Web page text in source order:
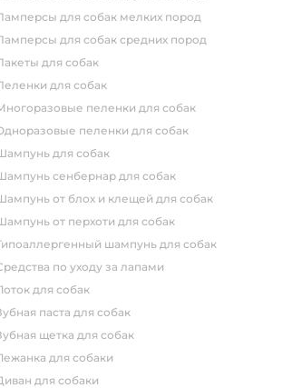
памперсы для собак мелких пород
памперсы для собак средних пород
пакеты для собак
пеленки для собак
многоразовые пеленки для собак
одноразовые пеленки для собак
шампунь для собак
шампунь сенбернар для собак
шампунь от блох и клещей для собак
шампунь от перхоти для собак
гипоаллергенный шампунь для собак
средства по уходу за лапами
лоток для собак
зубная паста для собак
зубная щетка для собак
лежанка для собаки
диван для собаки